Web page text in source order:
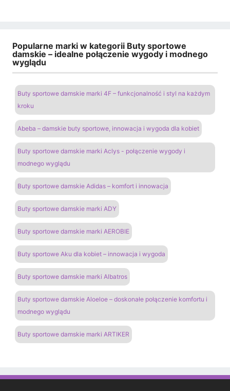
Popularne marki w kategorii Buty sportowe
damskie – idealne połączenie wygody i modnego
wyglądu
Buty sportowe damskie marki 4F – funkcjonalność i styl na każdym
kroku
Abeba – damskie buty sportowe, innowacja i wygoda dla kobiet
Buty sportowe damskie marki Aclys - połączenie wygody i
modnego wyglądu
Buty sportowe damskie Adidas – komfort i innowacja
Buty sportowe damskie marki ADY
Buty sportowe damskie marki AEROBIE
Buty sportowe Aku dla kobiet – innowacja i wygoda
Buty sportowe damskie marki Albatros
Buty sportowe damskie Aloeloe – doskonałe połączenie komfortu i
modnego wyglądu
Buty sportowe damskie marki ARTIKER